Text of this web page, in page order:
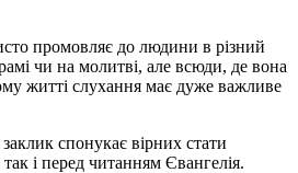
промовляє до людини в різний
чи на молитві, але всюди, де вона
житті слухання має дуже важливе
спонукає вірних стати
і перед читанням Євангелія.